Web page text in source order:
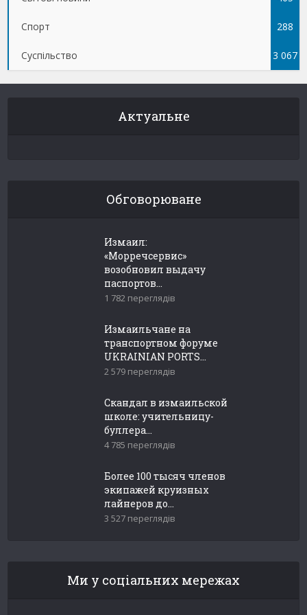
Спорт 288
Суспільство 3 067
Актуальне
Обговорюване
Измаил:
«Морречсервис»
возобновил выдачу
паспортов...
1 782 переглядів
Измаильчане на
транспортном форуме
UKRAINIAN PORTS...
2 579 переглядів
Скандал в измаильской
школе: учительницу-
буллера...
4 785 переглядів
Более 100 тысяч членов
экипажей круизных
лайнеров до...
3 527 переглядів
Ми у соціальних мережах